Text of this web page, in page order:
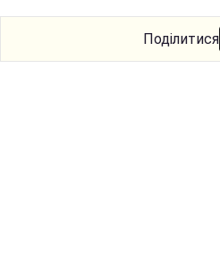
Поділитися